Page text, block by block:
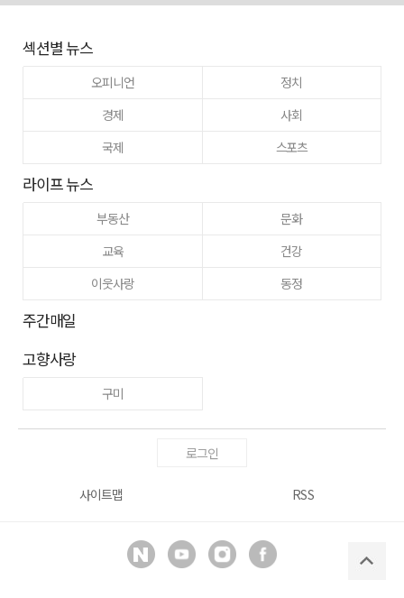
섹션별 뉴스
오피니언
정치
경제
사회
국제
스포츠
라이프 뉴스
부동산
문화
교육
건강
이웃사랑
동정
주간매일
고향사랑
구미
로그인
사이트맵 RSS